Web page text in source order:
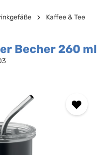
Kaffee & Tee
Becher 260 ml